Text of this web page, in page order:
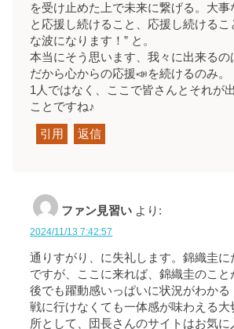
を受け止めた上で未来に繋げる。大事
と応援し続けること、応援し続けるこ
な波になります！” と。
本当にそう思います、我々に出来るの
だから心からの応援📣を続けるのみ。
1人ではなく、ここで皆さんとそれが
ことですね♪
引用 返信
ファン見習い より:
2024/11/13 7:42:57
通りすがり、に失礼します。錦織圭に
ですが、ここに来れば、錦織圭のこと
後でも躍動感いっぱいに状況がわかる
戦に行けなくても一体感が味わえる大
所として、団長さんのサイトはお気